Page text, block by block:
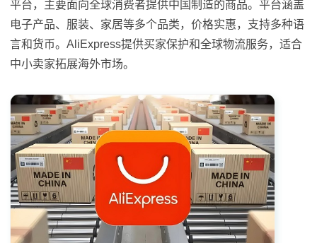
平台，主要面向全球消费者提供中国制造的商品。平台涵盖
电子产品、服装、家居等多个品类，价格实惠，支持多种语
言和货币。AliExpress提供买家保护和全球物流服务，适合
中小卖家拓展海外市场。